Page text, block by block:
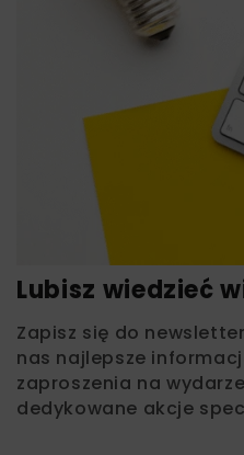
Lubisz wiedzieć
Zapisz się do
nas najlepsze
zaproszenia na
dedykowane akcje